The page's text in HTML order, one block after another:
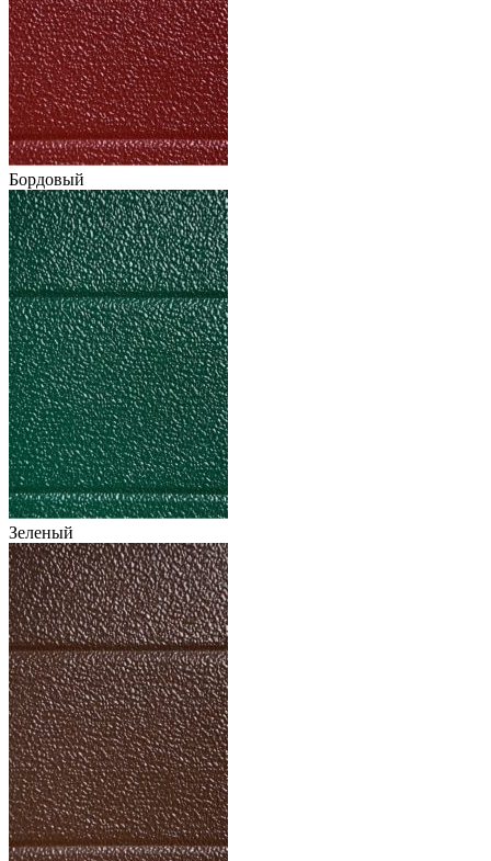
Бордовый
Зеленый